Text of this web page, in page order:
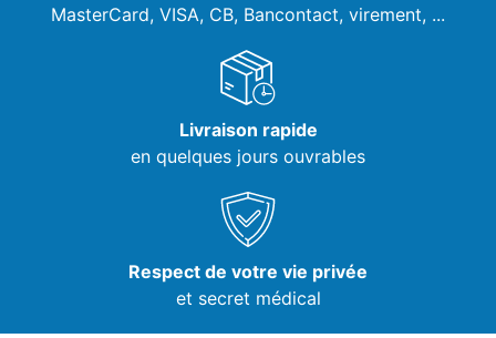
MasterCard, VISA, CB, Bancontact, virement, ...
Livraison rapide
en quelques jours ouvrables
Respect de votre vie privée
et secret médical